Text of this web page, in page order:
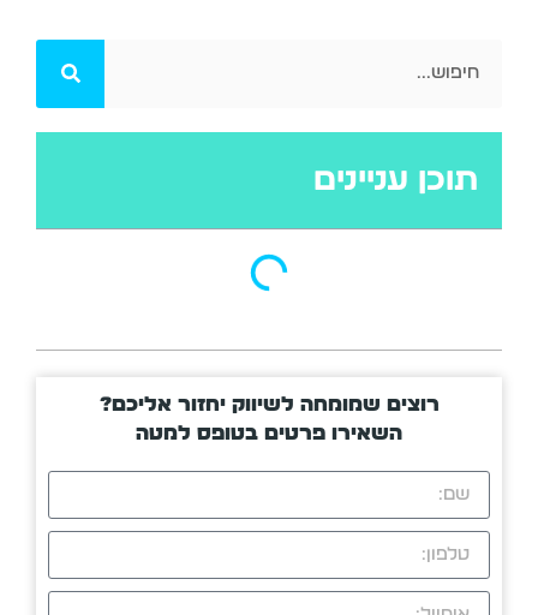
תוכן עניינים
רוצים שמומחה לשיווק יחזור אליכם?
השאירו פרטים בטופס למטה